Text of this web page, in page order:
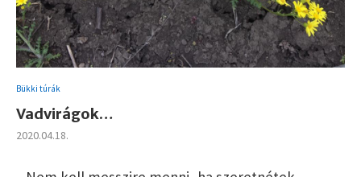
Bükki túrák
Vadvirágok…
2020.04.18.